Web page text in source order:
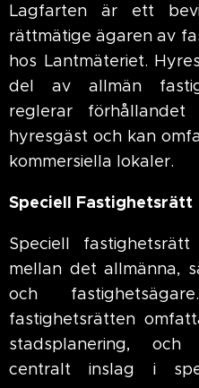
Lagfarten är ett
rättmätige ägaren av
hos Lantmäteriet.
del av allmän
reglerar
hyresgäst och kan
kommersiella lokaler.
Speciell Fastighetsrätt
Speciell
mellan det allmänna,
och
fastighetsrätten
stadsplanering, och
centralt inslag i